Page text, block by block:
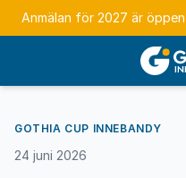
Anmälan för 2027 är öppen
GOTHIA CUP INNEBANDY
24 juni 2026